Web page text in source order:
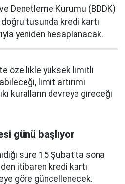
Denetleme Kurumu (BDDK)
doğrultusunda kredi kartı
yeniden hesaplanacak.
özellikle yüksek limitli
limit artırımı
kuralların devreye gireceği
günü başlıyor
süre 15 Şubat’ta sona
itibaren kredi kartı
göre güncellenecek.